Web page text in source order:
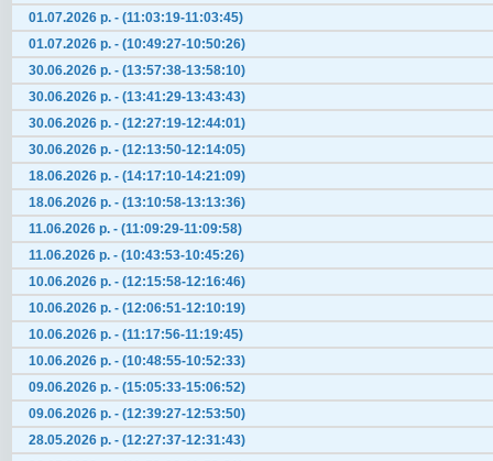
01.07.2026 р. - (11:03:19-11:03:45)
01.07.2026 р. - (10:49:27-10:50:26)
30.06.2026 р. - (13:57:38-13:58:10)
30.06.2026 р. - (13:41:29-13:43:43)
30.06.2026 р. - (12:27:19-12:44:01)
30.06.2026 р. - (12:13:50-12:14:05)
18.06.2026 р. - (14:17:10-14:21:09)
18.06.2026 р. - (13:10:58-13:13:36)
11.06.2026 р. - (11:09:29-11:09:58)
11.06.2026 р. - (10:43:53-10:45:26)
10.06.2026 р. - (12:15:58-12:16:46)
10.06.2026 р. - (12:06:51-12:10:19)
10.06.2026 р. - (11:17:56-11:19:45)
10.06.2026 р. - (10:48:55-10:52:33)
09.06.2026 р. - (15:05:33-15:06:52)
09.06.2026 р. - (12:39:27-12:53:50)
28.05.2026 р. - (12:27:37-12:31:43)